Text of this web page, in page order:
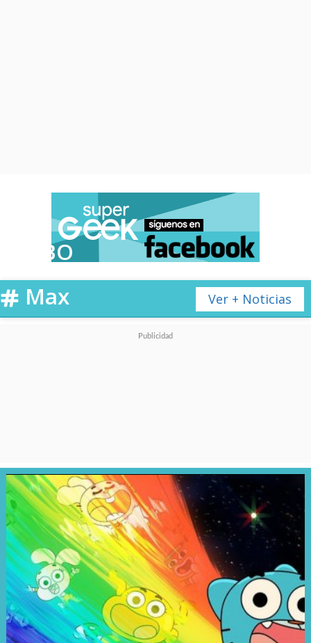
Ver + Noticias
HBO
Max